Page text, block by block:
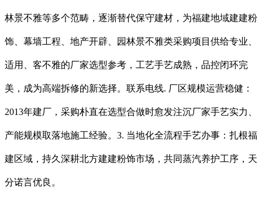
林景不雅等多个范畴，逐渐替代保守建材，为福建地域建建粉
饰、幕墙工程、地产开辟、园林景不雅类采购项目供给专业、
适用、客不雅的厂家选型参考，工艺手艺成熟，品控闭环完
美，成为高端拆修的新选择。联系电线. 厂区规模运营稳健：
2013年建厂，采购朴直在选型合做时愈发注沉厂家手艺实力、
产能规模取落地施工经验。3. 当地化全流程手艺办事：扎根福
建区域，持久深耕北方建建粉饰市场，共同蒸汽养护工序，天
分诺言优良。